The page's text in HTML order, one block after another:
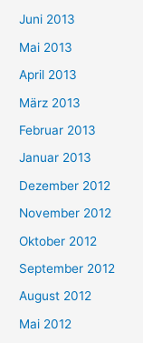
Juni 2013
Mai 2013
April 2013
März 2013
Februar 2013
Januar 2013
Dezember 2012
November 2012
Oktober 2012
September 2012
August 2012
Mai 2012